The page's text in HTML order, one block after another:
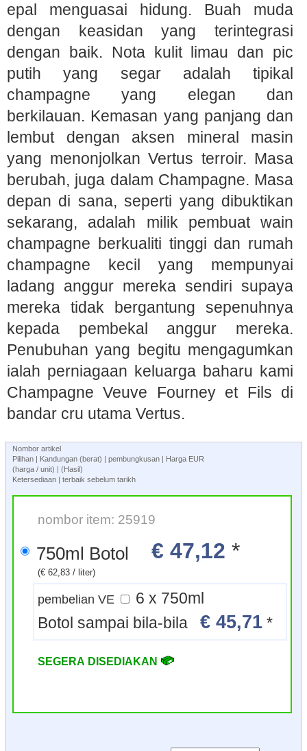
epal menguasai hidung. Buah muda
dengan keasidan yang terintegrasi
dengan baik. Nota kulit limau dan pic
putih yang segar adalah tipikal
champagne yang elegan dan
berkilauan. Kemasan yang panjang dan
lembut dengan aksen mineral masin
yang menonjolkan Vertus terroir. Masa
berubah, juga dalam Champagne. Masa
depan di sana, seperti yang dibuktikan
sekarang, adalah milik pembuat wain
champagne berkualiti tinggi dan rumah
champagne kecil yang mempunyai
ladang anggur mereka sendiri supaya
mereka tidak bergantung sepenuhnya
kepada pembekal anggur mereka.
Penubuhan yang begitu mengagumkan
ialah perniagaan keluarga baharu kami
Champagne Veuve Fourney et Fils di
bandar cru utama Vertus.
Nombor artikel
Pilihan | Kandungan (berat) | pembungkusan | Harga EUR
(harga / unit) | (Hasil)
Ketersediaan | terbaik sebelum tarikh
nombor item: 25919
750ml Botol € 47,12 *
(€ 62,83 / liter)
pembelian VE
6 x 750ml
Botol sampai bila-bila€ 45,71 *
SEGERA DISEDIAKAN